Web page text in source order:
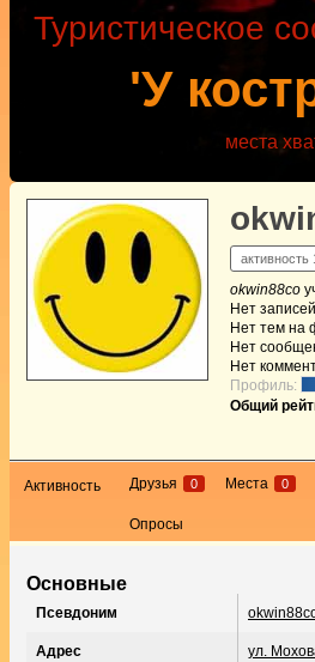
'У
Туристическое
места
активность
okwin88co
Нет
Нет тем на
Нет
Нет
Профиль:
Общий
Активность Друзья 0 Места 0
Опросы
Основные
Псевдоним
Адрес ул.